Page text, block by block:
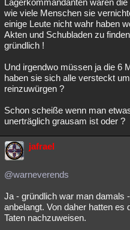
Lagerkommandanten waren
wie viele Menschen sie
einige Leute nicht wahr haben
Akten und Schubladen zu
gründlich !
Und irgendwo müssen ja die 6
haben sie sich alle versteckt
reinzuwürgen ?
Schon scheiße wenn man
unerträglich grausam ist oder ?
jafrael
@warneverends
Ja - gründlich war man damals
anbelangt. Von daher hatten es
Taten nachzuweisen.